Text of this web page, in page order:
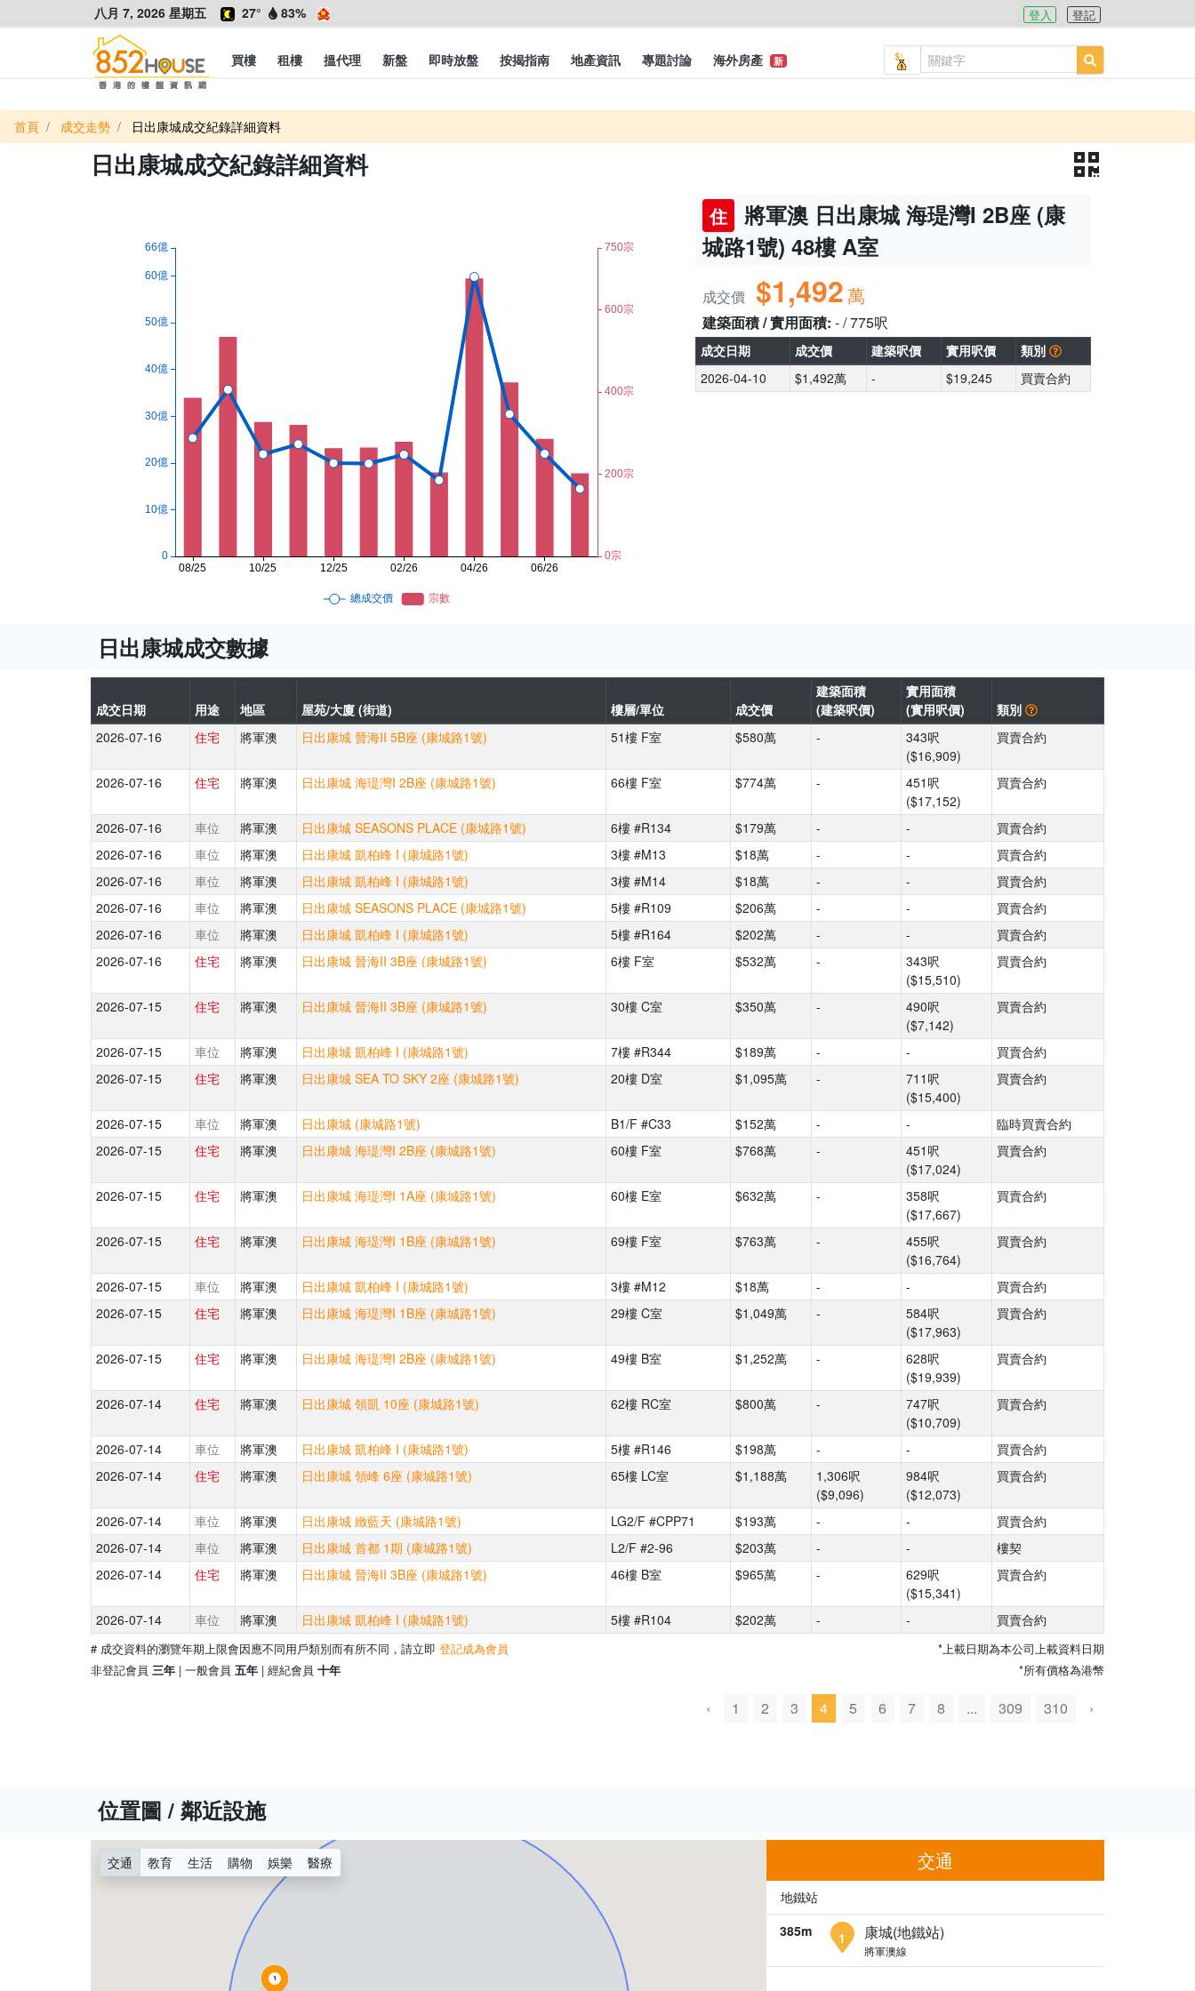
八月 7, 2026 星期五 27° 83% 登入 登記
買樓 租樓 搵代理 新盤 即時放盤 按揭指南 地產資訊 專題討論 海外房產 新
首頁 成交走勢 日出康城成交紀錄詳細資料
日出康城成交紀錄詳細資料
住
將軍澳 日出康城 海瑅灣I 2B座 (康
城路1號) 48樓 A室
成交價 $1,492萬
建築面積 / 實用面積: - / 775呎
成交日期 成交價 建築呎價 實用呎價
類別
2026-04-10
$1,492萬 - $19,245 買賣合約
日出康城成交數據
成交日期 用途 地區 屋苑/大廈 (街道) 樓層/單位 成交價
建築面積
(建築呎價)
實用面積
(實用呎價)
類別
2026-07-16
住宅 將軍澳 日出康城 晉海II 5B座 (康城路1號) 51樓 F室 $580萬 -
343呎
($16,909)
買賣合約
2026-07-16 住宅 將軍澳 日出康城 海瑅灣I 2B座 (康城路1號) 66樓 F室 $774萬 -
451呎
($17,152)
買賣合約
2026-07-16 車位 將軍澳 日出康城 SEASONS PLACE (康城路1號) 6樓 #R134 $179萬 - -
買賣合約
2026-07-16
車位 將軍澳 日出康城 凱柏峰 I (康城路1號) 3樓 #M13 $18萬 - -
買賣合約
2026-07-16
車位 將軍澳 日出康城 凱柏峰 I (康城路1號) 3樓 #M14 $18萬 - -
買賣合約
2026-07-16
車位 將軍澳 日出康城 SEASONS PLACE (康城路1號) 5樓 #R109 $206萬 - -
買賣合約
2026-07-16
車位 將軍澳 日出康城 凱柏峰 I (康城路1號) 5樓 #R164 $202萬 - -
買賣合約
2026-07-16
住宅 將軍澳 日出康城 晉海II 3B座 (康城路1號) 6樓 F室 $532萬 -
343呎
($15,510)
買賣合約
2026-07-15 住宅 將軍澳 日出康城 晉海II 3B座 (康城路1號) 30樓 C室 $350萬 -
490呎
($7,142)
買賣合約
2026-07-15 車位 將軍澳 日出康城 凱柏峰 I (康城路1號) 7樓 #R344 $189萬 - -
買賣合約
2026-07-15
住宅 將軍澳 日出康城 SEA TO SKY 2座 (康城路1號) 20樓 D室 $1,095萬 -
711呎
($15,400)
買賣合約
2026-07-15 車位 將軍澳 日出康城 (康城路1號) B1/F #C33 $152萬 - -
臨時買賣合約
2026-07-15
住宅 將軍澳 日出康城 海瑅灣I 2B座 (康城路1號) 60樓 F室 $768萬 -
451呎
($17,024)
買賣合約
2026-07-15 住宅 將軍澳 日出康城 海瑅灣I 1A座 (康城路1號) 60樓 E室 $632萬 -
358呎
($17,667)
買賣合約
2026-07-15 住宅 將軍澳 日出康城 海瑅灣I 1B座 (康城路1號) 69樓 F室 $763萬 -
455呎
($16,764)
買賣合約
2026-07-15 車位 將軍澳 日出康城 凱柏峰 I (康城路1號) 3樓 #M12 $18萬 - -
買賣合約
2026-07-15
住宅 將軍澳 日出康城 海瑅灣I 1B座 (康城路1號) 29樓 C室 $1,049萬 -
584呎
($17,963)
買賣合約
2026-07-15 住宅 將軍澳 日出康城 海瑅灣I 2B座 (康城路1號) 49樓 B室 $1,252萬 -
628呎
($19,939)
買賣合約
2026-07-14 住宅 將軍澳 日出康城 領凱 10座 (康城路1號) 62樓 RC室 $800萬 -
747呎
($10,709)
買賣合約
2026-07-14 車位 將軍澳 日出康城 凱柏峰 I (康城路1號) 5樓 #R146 $198萬 - -
買賣合約
2026-07-14
住宅 將軍澳 日出康城 領峰 6座 (康城路1號) 65樓 LC室 $1,188萬
1,306呎
($9,096)
984呎
($12,073)
買賣合約
2026-07-14 車位 將軍澳 日出康城 緻藍天 (康城路1號) LG2/F #CPP71 $193萬 - -
買賣合約
2026-07-14
車位 將軍澳 日出康城 首都 1期 (康城路1號) L2/F #2-96 $203萬 - -
樓契
2026-07-14
住宅 將軍澳 日出康城 晉海II 3B座 (康城路1號) 46樓 B室 $965萬 -
629呎
($15,341)
買賣合約
2026-07-14 車位 將軍澳 日出康城 凱柏峰 I (康城路1號) 5樓 #R104 $202萬 - - 買賣合約
# 成交資料的瀏覽年期上限會因應不同用戶類別而有所不同，請立即 登記成為會員
非登記會員 三年 | 一般會員 五年 | 經紀會員 十年
*上載日期為本公司上載資料日期
*所有價格為港幣
‹ 1 2 3 4 5 6 7 8 ... 309 310 ›
位置圖 / 鄰近設施
1
交通 教育 生活 購物 娛樂 醫療 交通
地鐵站
385m
1 康城(地鐵站)
將軍澳線